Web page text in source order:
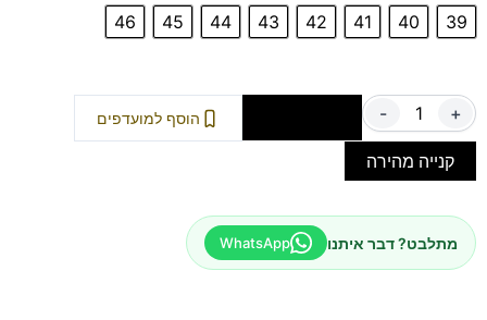
39
40
41
42
43
44
45
46
- + הוסף למועדפים
קנייה מהירה
מתלבט? דבר איתנו WhatsApp